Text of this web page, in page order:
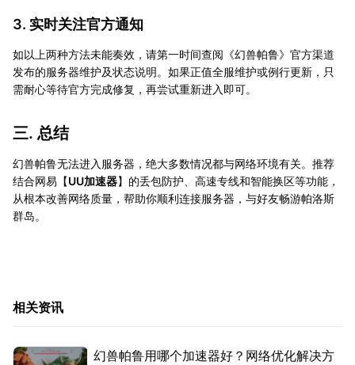
3. 实时关注官方通知
如以上两种方法未能奏效，请第一时间查阅《幻兽帕鲁》官方渠道
发布的服务器维护及状态说明。如果正值全服维护或例行更新，只
需耐心等待官方完成修复，再尝试重新进入即可。
三. 总结
幻兽帕鲁无法进入服务器，绝大多数情况都与网络环境有关。推荐
结合网易【UU加速器】的丢包防护、高速专线和智能换区等功能，
从根本改善网络质量，帮助你顺利连接服务器，与好友畅游帕洛斯
群岛。
相关资讯
幻兽帕鲁用哪个加速器好？网络优化解决方